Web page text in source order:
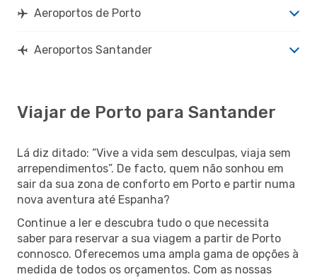
Aeroportos de Porto
Aeroportos Santander
Viajar de Porto para Santander
Lá diz ditado: “Vive a vida sem desculpas, viaja sem
arrependimentos”. De facto, quem não sonhou em
sair da sua zona de conforto em Porto e partir numa
nova aventura até Espanha?
Continue a ler e descubra tudo o que necessita
saber para reservar a sua viagem a partir de Porto
connosco. Oferecemos uma ampla gama de opções à
medida de todos os orçamentos. Com as nossas